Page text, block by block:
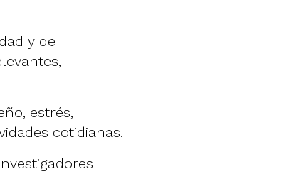
y de
estrés,
cotidianas.